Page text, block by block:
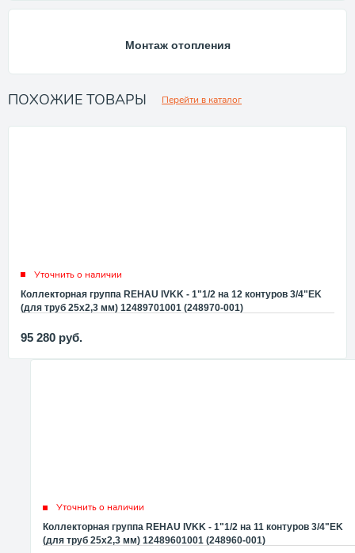
Монтаж отопления
ПОХОЖИЕ ТОВАРЫ Перейти в каталог
Уточнить о наличии
Коллекторная группа REHAU IVKK - 1"1/2 на 12 контуров 3/4"EK
(для труб 25x2,3 мм) 12489701001 (248970-001)
95 280 руб.
Уточнить о наличии
Коллекторная группа REHAU IVKK - 1"1/2 на 11 контуров 3/4"EK
(для труб 25x2,3 мм) 12489601001 (248960-001)